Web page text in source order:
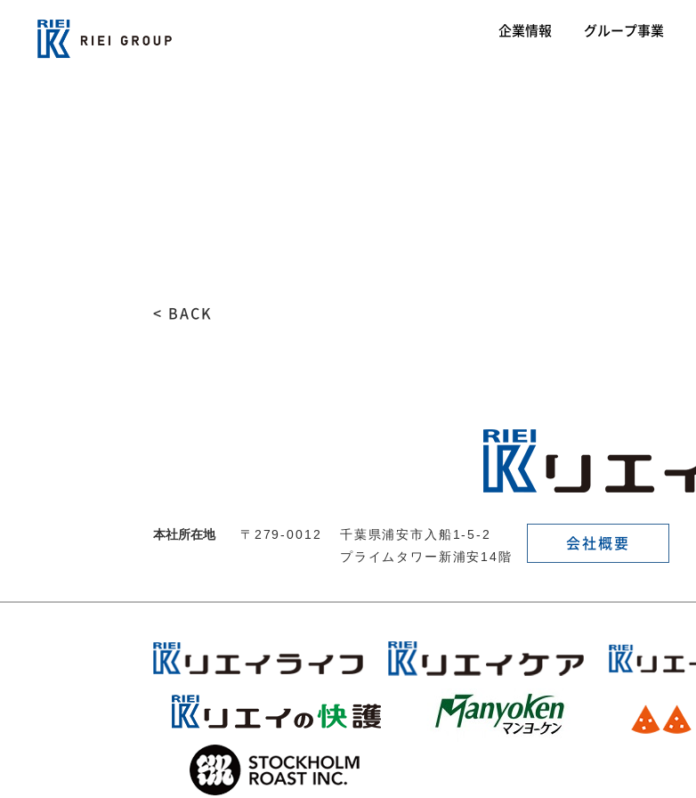
企業情報 グループ事業
< BACK
本社所在地 〒279-0012
千葉県浦安市入船1-5-2
プライムタワー新浦安14階
会社概要